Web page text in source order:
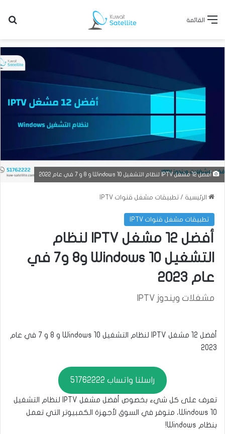
القائمة
أفضل 12 مشغل IPTV لنظام التشغيل Windows 10 و 8 و 7 في عام 2022
الرئيسية / تطبيقات مشغل قنوات IPTV
تطبيقات مشغل قنوات IPTV
أفضل 12 مشغل IPTV لنظام
التشغيل Windows 10 و8 و7 في
عام 2023
مشغلات ويندوز IPTV
أفضل 12 مشغل IPTV لنظام التشغيل Windows 10 و 8 و 7 في عام
2023
راسلنا واتساب 51762222
تعرف على كل شيء بخصوص أفضل مشغل IPTV لنظام التشغيل
Windows 10، متوفر في السوق لأجهزة الكمبيوتر التي تعمل
بنظام Windows!